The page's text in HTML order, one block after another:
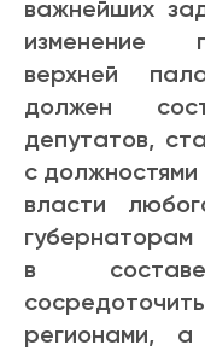
важнейших
изменение
верхней
должен
депутатов,
с должностями
власти
губернаторам
в
регионами, а